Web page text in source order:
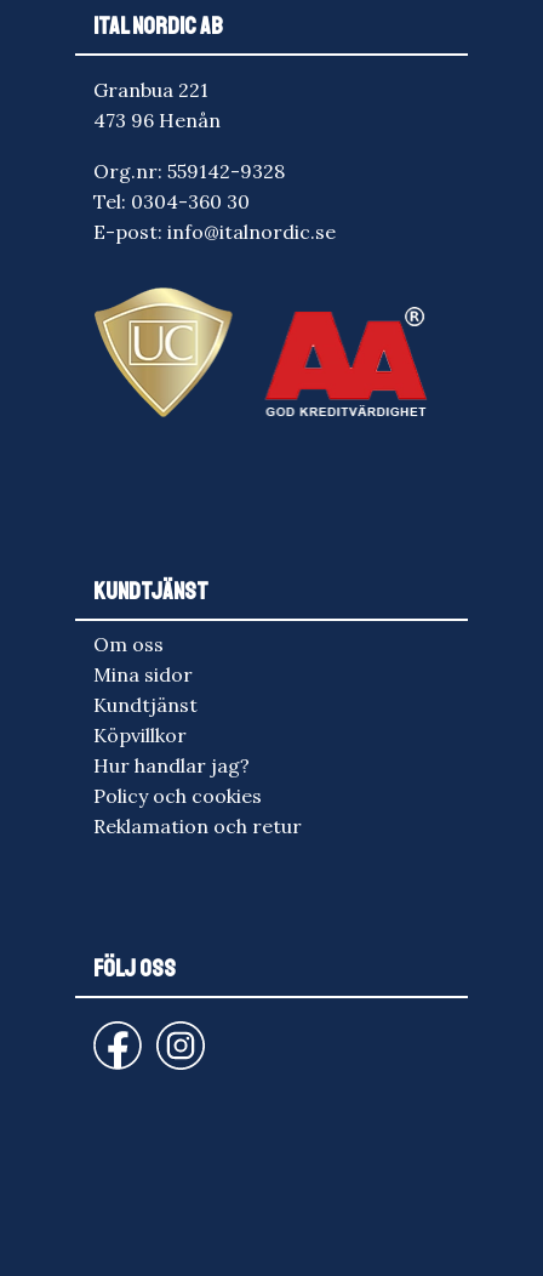
ITAL NORDIC AB
Granbua 221
473 96 Henån
Org.nr: 559142-9328
Tel: 0304-360 30
E-post: info@italnordic.se
KUNDTJÄNST
Om oss
Mina sidor
Kundtjänst
Köpvillkor
Hur handlar jag?
Policy och cookies
Reklamation och retur
FÖLJ OSS